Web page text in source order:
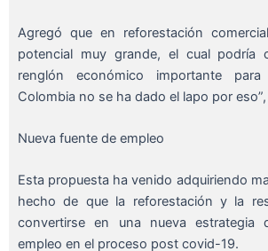
Agregó que en reforestación
potencial muy grande, el cual podría
renglón económico importante
Colombia no se ha dado el lapo por
Nueva fuente de empleo
Esta propuesta ha venido adquiriendo
hecho de que la reforestación y la
convertirse en una nueva estrategia
empleo en el proceso post covid-19.